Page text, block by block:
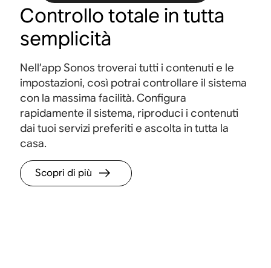
Controllo totale in tutta
semplicità
Nell’app Sonos troverai tutti i contenuti e le
impostazioni, così potrai controllare il sistema
con la massima facilità. Configura
rapidamente il sistema, riproduci i contenuti
dai tuoi servizi preferiti e ascolta in tutta la
casa.
Scopri di più